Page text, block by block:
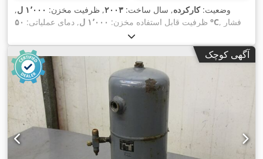
وضعیت:کارکرده, سال ساخت: ۲۰۰۳, ظرفیت مخزن: ۱٬۰۰۰ ل
,
ظرفیت قابل استفاده مخزن: ۱٬۰۰۰ ل , دمای عملیاتی: ۵۰ °C, فشار
, فشار (حداکثر):۱۱ میله
۱۶ میله,
آگهی کوچک